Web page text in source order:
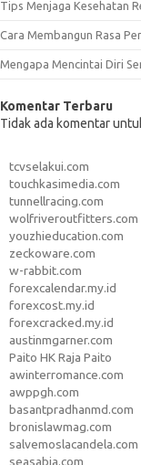
Tips Menjaga Kesehatan
Cara Membangun Rasa
Mengapa Mencintai Diri
Komentar Terbaru
Tidak ada komentar
tcvselakui.com
touchkasimedia.com
tunnellracing.com
wolfriveroutfitters.com
youzhieducation.com
zeckoware.com
w-rabbit.com
forexcalendar.my.id
forexcost.my.id
forexcracked.my.id
austinmgarner.com
Paito HK Raja Paito
awinterromance.com
awppgh.com
basantpradhanmd.com
bronislawmag.com
salvemoslacandela.com
seasabia.com